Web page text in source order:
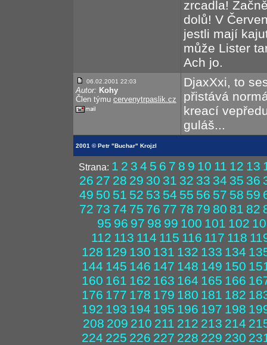
zrcadla!
dolů! V
jestli mají
může Lister
Ach jo.
06.02.2001 22:03
Autor: Kohy
Člen týmu cervenytrpaslik.cz
DjaxXxi, to
přistává
kreací
guláš...
2001 © Petr "Buchar" Krojzl
Strana: 1 2 3 4 5 6 7 8 9 10 11 12 13
26 27 28 29 30 31 32 33 34 35 36
49 50 51 52 53 54 55 56 57 58 59
72 73 74 75 76 77 78 79 80 81 82
95 96 97 98 99 100 101 102
112 113 114 115 116 117 118
128 129 130 131 132 133 134
144 145 146 147 148 149 150
160 161 162 163 164 165 166
176 177 178 179 180 181 182
192 193 194 195 196 197 198
208 209 210 211 212 213 214
224 225 226 227 228 229 230